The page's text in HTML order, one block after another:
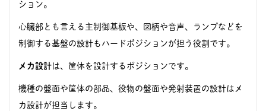
ション。
心臓部とも言える主制御基板や、図柄や音声、ランプなどを
制御する基盤の設計もハードポジションが担う役割です。
メカ設計は、筐体を設計するポジションです。
機種の盤面や筐体の部品、役物の盤面や発射装置の設計はメ
カ設計が担当します。